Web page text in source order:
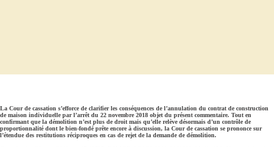
La Cour de cassation s’efforce de clarifier les conséquences de l’annulation du contrat de construction
de maison individuelle par l’arrêt du 22 novembre 2018 objet du présent commentaire. Tout en
confirmant que la démolition n’est plus de droit mais qu’elle relève désormais d’un contrôle de
proportionnalité dont le bien-fondé prête encore à discussion, la Cour de cassation se prononce sur
l’étendue des restitutions réciproques en cas de rejet de la demande de démolition.